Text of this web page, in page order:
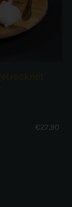
€27,90